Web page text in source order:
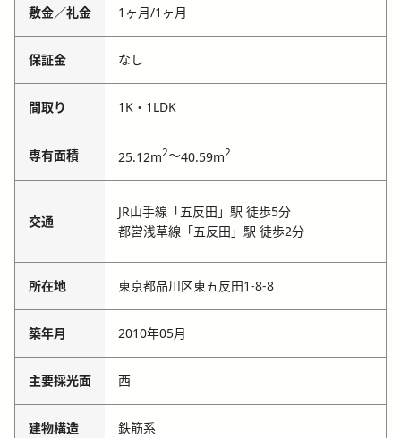
敷金／礼金 1ヶ月/1ヶ月
保証金 なし
間取り 1K・1LDK
専有面積 25.12m2～40.59m2
交通
JR山手線「五反田」駅 徒歩5分
都営浅草線「五反田」駅 徒歩2分
所在地 東京都品川区東五反田1-8-8
築年月 2010年05月
主要採光面 西
建物構造 鉄筋系